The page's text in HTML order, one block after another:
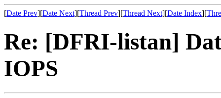
[Date Prev][Date Next][Thread Prev][Thread Next][Date Index][
Re: [DFRI-listan]
IOPS